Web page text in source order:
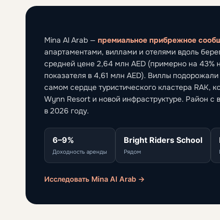
Mina Al Arab — премиальное прибрежное
апартаментами, виллами и отелями вдоль
средней цене 2,64 млн AED (примерно на 43%
показателя в 4,61 млн AED). Виллы
самом сердце туристического кластера RAK,
Wynn Resort и новой инфраструктуре. Район
в 2026 году.
6–9%
Доходность аренды
Bright Riders School
Рядом
Исследовать Mina Al Arab →